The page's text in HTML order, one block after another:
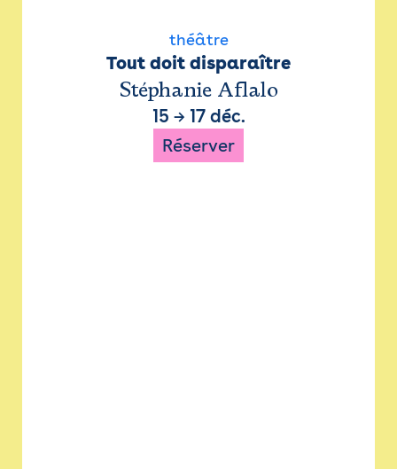
théâtre
Tout doit disparaître
Stéphanie Aflalo
15 → 17 déc.
Réserver